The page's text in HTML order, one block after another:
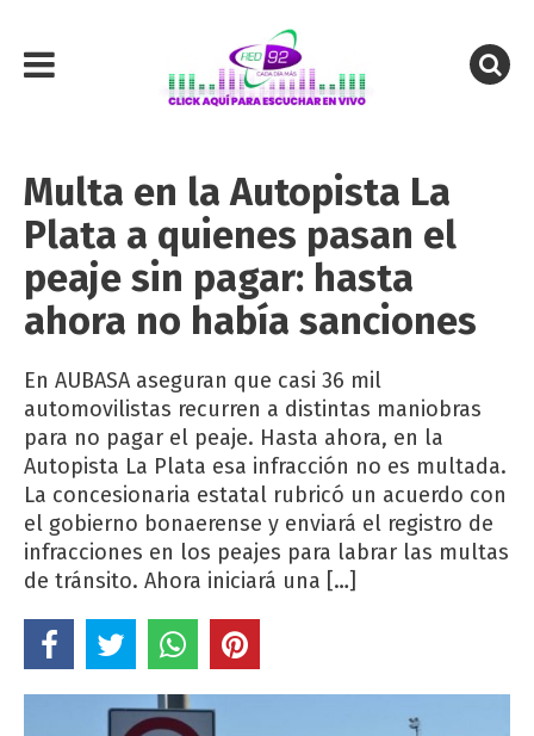
Multa en la Autopista La
Plata a quienes pasan el
peaje sin pagar: hasta
ahora no había sanciones
En AUBASA aseguran que casi 36 mil
automovilistas recurren a distintas maniobras
para no pagar el peaje. Hasta ahora, en la
Autopista La Plata esa infracción no es multada.
La concesionaria estatal rubricó un acuerdo con
el gobierno bonaerense y enviará el registro de
infracciones en los peajes para labrar las multas
de tránsito. Ahora iniciará una […]